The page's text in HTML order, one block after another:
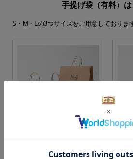
手提げ袋（有料）は
S・M・Lの3つサイズをご用意しておりま